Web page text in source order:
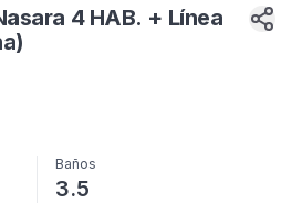
4 HAB. + Línea
Baños
3.5